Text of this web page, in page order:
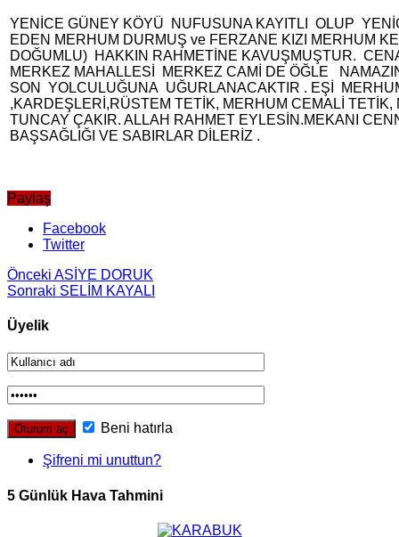
YENİCE GÜNEY KÖYÜ NUFUSUNA KAYITLI OLUP
EDEN MERHUM DURMUŞ ve FERZANE KIZI MERHUM
DOĞUMLU) HAKKIN RAHMETİNE KAVUŞMUŞTUR.
MERKEZ MAHALLESİ MERKEZ CAMİ DE ÖĞLE
SON YOLCULUĞUNA UĞURLANACAKTIR . EŞİ
,KARDEŞLERİ,RÜSTEM TETİK, MERHUM CEMALİ
TUNCAY ÇAKIR. ALLAH RAHMET EYLESİN.MEKANI
BAŞSAĞLIĞI VE SABIRLAR DİLERİZ .
Paylaş
Facebook
Twitter
Önceki ASİYE DORUK
Sonraki SELİM KAYALI
Üyelik
Beni hatırla
Şifreni mi unuttun?
5 Günlük Hava Tahmini